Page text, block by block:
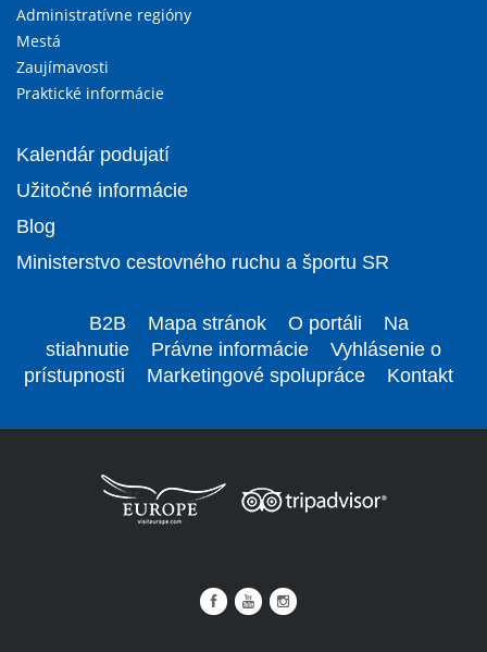
Administratívne regióny
Mestá
Zaujímavosti
Praktické informácie
Kalendár podujatí
Užitočné informácie
Blog
Ministerstvo cestovného ruchu a športu SR
B2B Mapa stránok O portáli
Na
stiahnutie
Právne informácie
Vyhlásenie o
prístupnosti
Marketingové spolupráce Kontakt